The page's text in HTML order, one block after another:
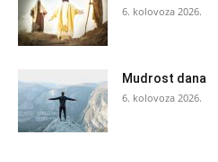
6. kolovoza 2026.
Mudrost dana
6. kolovoza 2026.